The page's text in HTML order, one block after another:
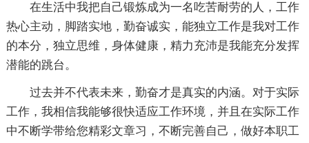
在生活中我把自己锻炼成为一名吃苦耐劳的人，工作
热心主动，脚踏实地，勤奋诚实，能独立工作是我对工作
的本分，独立思维，身体健康，精力充沛是我能充分发挥
潜能的跳台。
过去并不代表未来，勤奋才是真实的内涵。对于实际
工作，我相信我能够很快适应工作环境，并且在实际工作
中不断学带给您精彩文章习，不断完善自己，做好本职工